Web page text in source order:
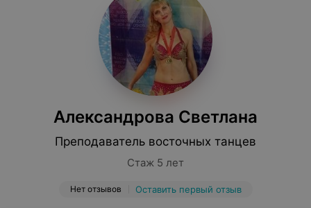
Александрова Светлана
Преподаватель восточных танцев
Стаж 5 лет
Нет отзывов Оставить первый отзыв